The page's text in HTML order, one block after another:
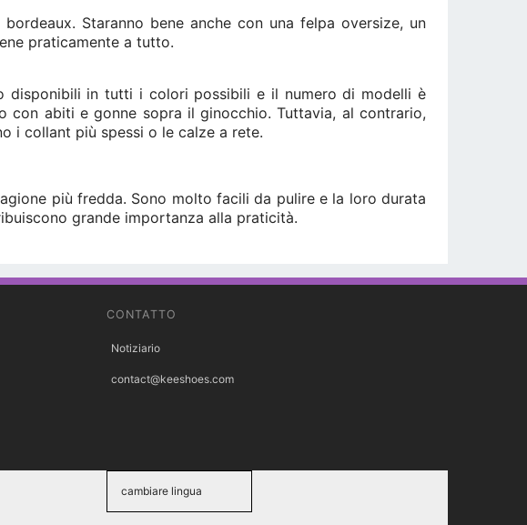
Staranno bene anche con una felpa oversize, un
praticamente a tutto.
disponibili in tutti i colori possibili e il numero di modelli è
con abiti e gonne sopra il ginocchio. Tuttavia, al contrario,
i collant più spessi o le calze a rete.
più fredda. Sono molto facili da pulire e la loro durata
grande importanza alla praticità.
CONTATTO
Notiziario
contact@keeshoes.com
cambiare lingua